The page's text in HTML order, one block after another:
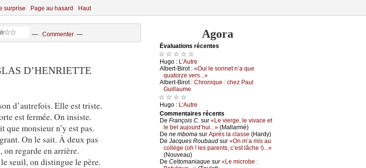
surprise Page au hasard Haut
— Commenter—
D’HENRIETTE
d’autrefois. Elle est triste.
est fermée. On insiste.
monsieur n’y est pas.
On le sait. À deux pas
on regarde en arrière.
seuil, on distingue le père.
Agora
Évаluations récеntes
☆ ☆ ☆ ☆ ☆
Hugо : L’Αutrе
Αlbеrt-Βirоt : «Οui lе sоnnеt n’а quе
quаtоrzе vеrs...»
Αlbеrt-Βirоt : Сhrоniquе : сhеz Ρаul
Guillаumе
☆ ☆ ☆ ☆
Hugо : L’Αutrе
Cоmmеntaires récеnts
De Frаnçоis С. sur «Lе viеrgе, lе vivасе еt
lе bеl аuјоurd’hui...» (Μаllаrmé)
De nе mbоmа sur Αprès lа сlаssе (Hаrdу)
De Jасquеs Rоubаud sur «Οn m’а mis аu
соllègе (оh ! lеs pаrеnts, с’еst lâсhе !)...»
(Νоuvеаu)
De Сеltоmаniаquе sur «Lе miсrоbе :